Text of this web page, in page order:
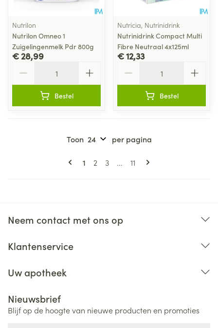
Nutrilon
Nutrilon Omneo 1
Zuigelingenmelk Pdr 800g
€ 28,99
Bestel
Nutricia, Nutrinidrink
Nutrinidrink Compact Multi
Fibre Neutraal 4x125ml
€ 12,33
Bestel
Pagina's
U lees momenteel pagina
1 Pagina
2 Pagina
3 ... Pagina
11
Toon per pagina
Neem contact met ons op
Klantenservice
Uw apotheek
Nieuwsbrief
Blijf op de hoogte van nieuwe producten en promoties